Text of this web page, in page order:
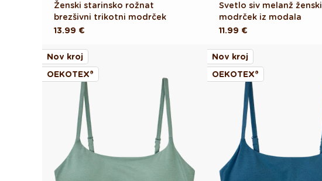
Ženski starinsko rožnat
brezšivni trikotni modrček
Redna
13.99 €
Svetlo siv melanž ženski
modrček iz modala
Redna
11.99 €
Nov kroj
OEKOTEX®
Nov kroj
OEKOTEX®